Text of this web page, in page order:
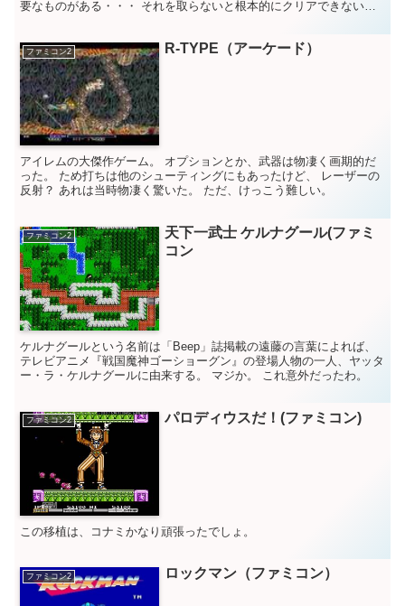
要なものがある・・・ それを取らないと根本的にクリアできない。
ファミコン2 R-TYPE（アーケード）
アイレムの大傑作ゲーム。 オプションとか、武器は物凄く画期的だ
った。 ため打ちは他のシューティングにもあったけど、 レーザーの
反射？ あれは当時物凄く驚いた。 ただ、けっこう難しい。
ファミコン2
天下一武士 ケルナグール(ファミ
コン
ケルナグールという名前は「Beep」誌掲載の遠藤の言葉によれば、
テレビアニメ『戦国魔神ゴーショーグン』の登場人物の一人、ヤッタ
ー・ラ・ケルナグールに由来する。 マジか。 これ意外だったわ。
ファミコン2 パロディウスだ！(ファミコン)
この移植は、コナミかなり頑張ったでしょ。
ファミコン2 ロックマン（ファミコン）